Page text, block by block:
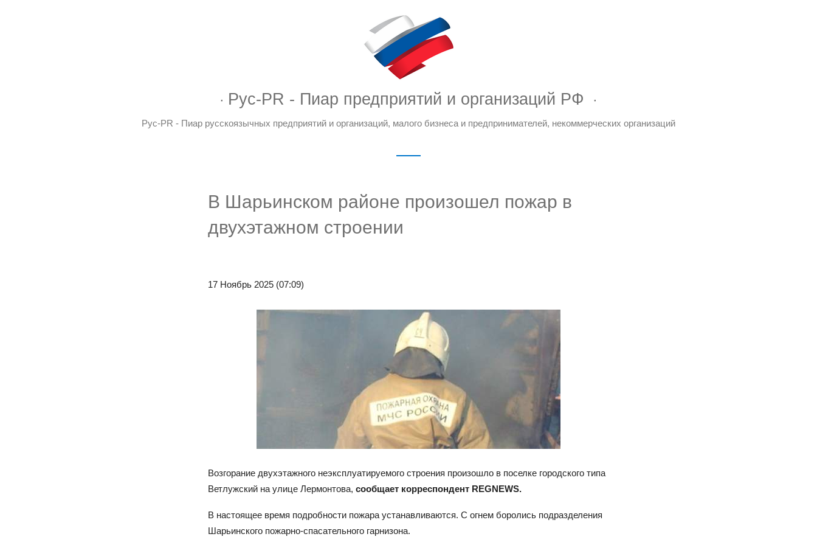
Рус-PR - Пиар предприятий и организаций РФ
Рус-PR - Пиар русскоязычных предприятий и организаций, малого бизнеса и предпринимателей, некоммерческих организаций
В Шарьинском районе произошел пожар в
двухэтажном строении
17 Ноябрь 2025 (07:09)
Возгорание двухэтажного неэксплуатируемого строения произошло в поселке городского типа
Ветлужский на улице Лермонтова, сообщает корреспондент REGNEWS.
В настоящее время подробности пожара устанавливаются. С огнем боролись подразделения
Шарьинского пожарно-спасательного гарнизона.